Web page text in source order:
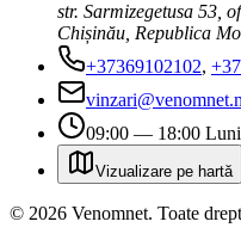
str. Sarmizegetusa 53,
Chișinău, Republica
+37369102102,
09:00 — 18:00
Vizualizare pe hartă
© 2026 Venomnet. Toate